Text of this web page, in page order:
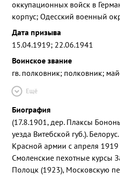
оккупационных войск в
корпус; Одесский военный
Дата призыва
15.04.1919; 22.06.1941
Воинское звание
гв. полковник; полковник;
Ещё
Биография
(17.8.1901, дер. Плаксы
уезда Витебской губ.).
Красной армии с апреля
Смоленские пехотные курсы
Полоцк (1923), Московскую